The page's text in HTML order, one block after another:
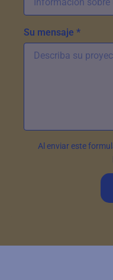
Su mensaje *
Al enviar este